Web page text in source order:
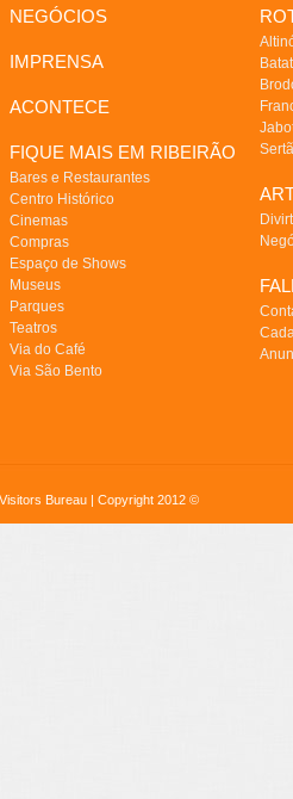
NEGÓCIOS
IMPRENSA
ACONTECE
FIQUE MAIS EM RIBEIRÃO
Bares e Restaurantes
Centro Histórico
Cinemas
Compras
Espaço de Shows
Museus
Parques
Teatros
Via do Café
Via São Bento
Bureau | Copyright 2012 ©